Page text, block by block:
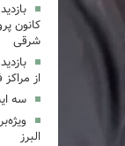
کانون
شرقی
از
سه
البرز